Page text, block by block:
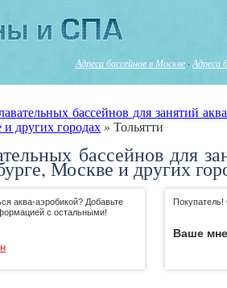
Адреса бассейнов в Москве · Адреса
бассейнов для занятий
других городах » Тольятти
бассейнов для
Москве и других
аква-аэробикой? Добавьте
с остальными!
Ваше